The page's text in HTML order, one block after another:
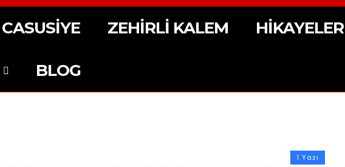
CASUSIYE ZEHIRLI KALEM HIKAYELER
BLOG
1 Yazı